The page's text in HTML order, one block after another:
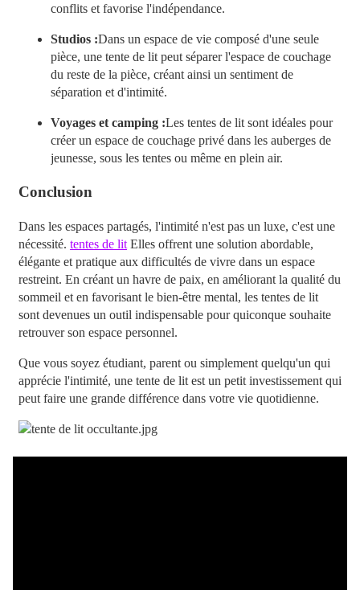
conflits et favorise l'indépendance.
Studios :Dans un espace de vie composé d'une seule
pièce, une tente de lit peut séparer l'espace de couchage
du reste de la pièce, créant ainsi un sentiment de
séparation et d'intimité.
Voyages et camping :Les tentes de lit sont idéales pour
créer un espace de couchage privé dans les auberges de
jeunesse, sous les tentes ou même en plein air.
Conclusion
Dans les espaces partagés, l'intimité n'est pas un luxe, c'est une
nécessité. tentes de litElles offrent une solution abordable,
élégante et pratique aux difficultés de vivre dans un espace
restreint. En créant un havre de paix, en améliorant la qualité du
sommeil et en favorisant le bien-être mental, les tentes de lit
sont devenues un outil indispensable pour quiconque souhaite
retrouver son espace personnel.
Que vous soyez étudiant, parent ou simplement quelqu'un qui
apprécie l'intimité, une tente de lit est un petit investissement qui
peut faire une grande différence dans votre vie quotidienne.